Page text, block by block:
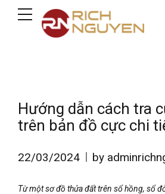
Hướng dẫn cách tra
trên bản đồ cực chi
22/03/2024 by
Từ một sơ đồ thửa đất trên sổ hồng, sổ